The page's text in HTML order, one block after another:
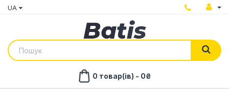
UA
0 товар(ів) - 0₴